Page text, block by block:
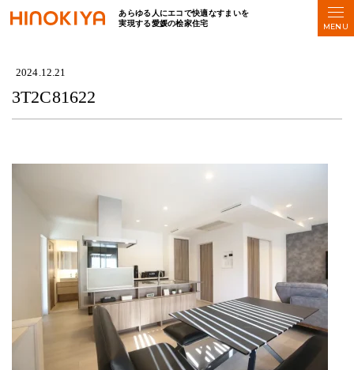
あらゆる人にエコで快適なすまいを
実現する愛媛の桧家住宅
2024.12.21
3T2C81622